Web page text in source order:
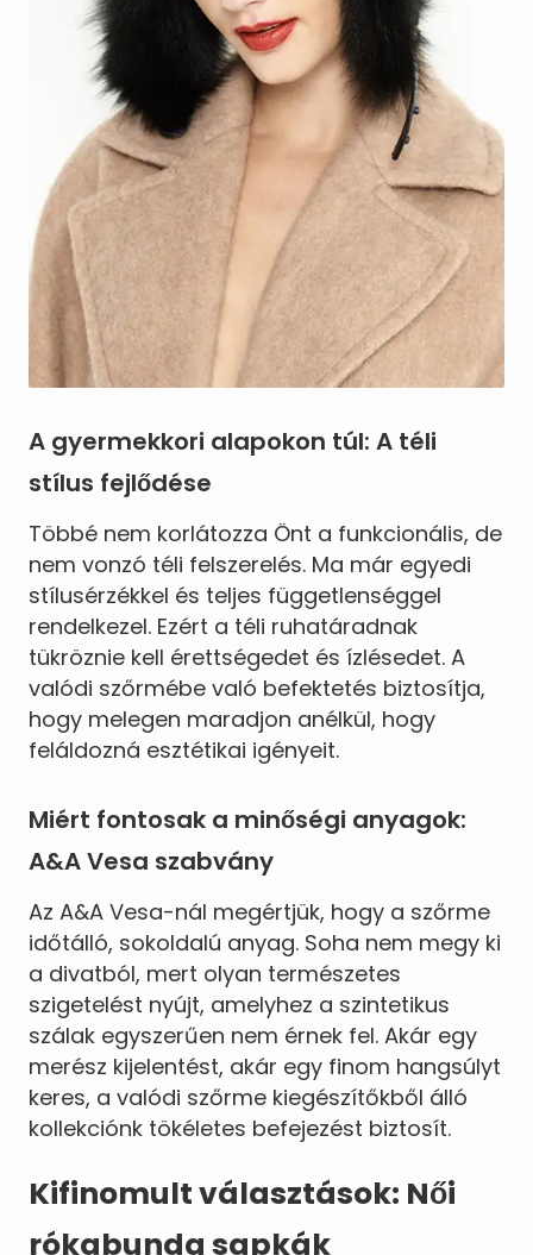
A gyermekkori alapokon túl: A téli
stílus fejlődése
Többé nem korlátozza Önt a funkcionális, de
nem vonzó téli felszerelés. Ma már egyedi
stílusérzékkel és teljes függetlenséggel
rendelkezel. Ezért a téli ruhatáradnak
tükröznie kell érettségedet és ízlésedet. A
valódi szőrmébe való befektetés biztosítja,
hogy melegen maradjon anélkül, hogy
feláldozná esztétikai igényeit.
Miért fontosak a minőségi anyagok:
A&A Vesa szabvány
Az A&A Vesa-nál megértjük, hogy a szőrme
időtálló, sokoldalú anyag. Soha nem megy ki
a divatból, mert olyan természetes
szigetelést nyújt, amelyhez a szintetikus
szálak egyszerűen nem érnek fel. Akár egy
merész kijelentést, akár egy finom hangsúlyt
keres, a valódi szőrme kiegészítőkből álló
kollekciónk tökéletes befejezést biztosít.
Kifinomult választások: Női
rókabunda sapkák